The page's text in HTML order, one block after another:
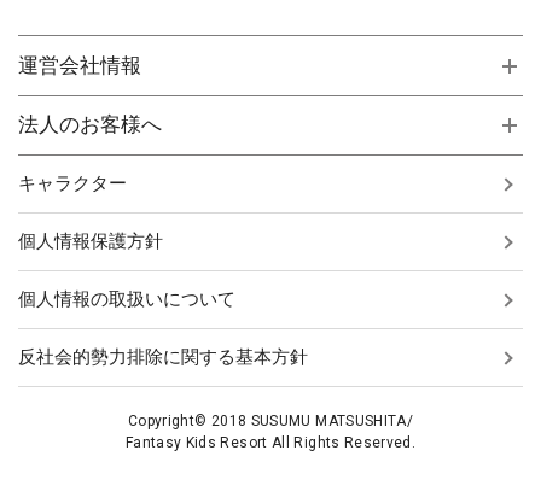
運営会社情報
法人のお客様へ
キャラクター
個人情報保護方針
個人情報の取扱いについて
反社会的勢力排除に関する基本方針
Copyright© 2018 SUSUMU MATSUSHITA/
Fantasy Kids Resort All Rights Reserved.